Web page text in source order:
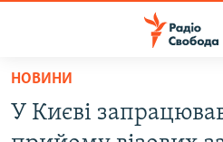
Перейти
основного
НОВИНИ
У Києві